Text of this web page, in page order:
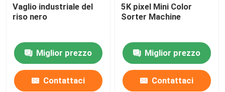
Vaglio industriale del
riso nero
Miglior prezzo
Contattaci
5K pixel Mini Color
Sorter Machine
Miglior prezzo
Contattaci